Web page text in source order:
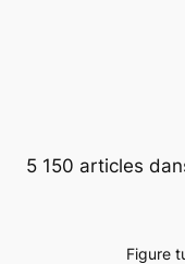
5 150 articles
Figure